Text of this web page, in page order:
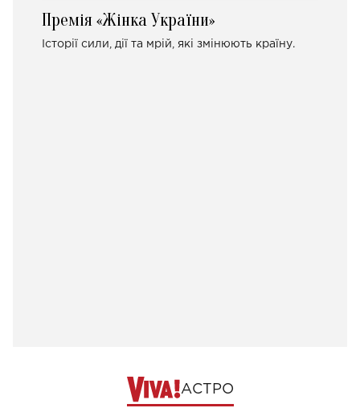
Премія «Жінка України»
Історії сили, дії та мрій, які змінюють країну.
АСТРО